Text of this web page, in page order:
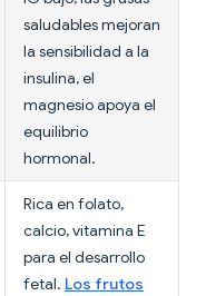
saludables mejoran
la sensibilidad a la
insulina, el
magnesio apoya el
equilibrio
hormonal.
Rica en folato,
calcio, vitamina E
para el desarrollo
fetal. Los frutos